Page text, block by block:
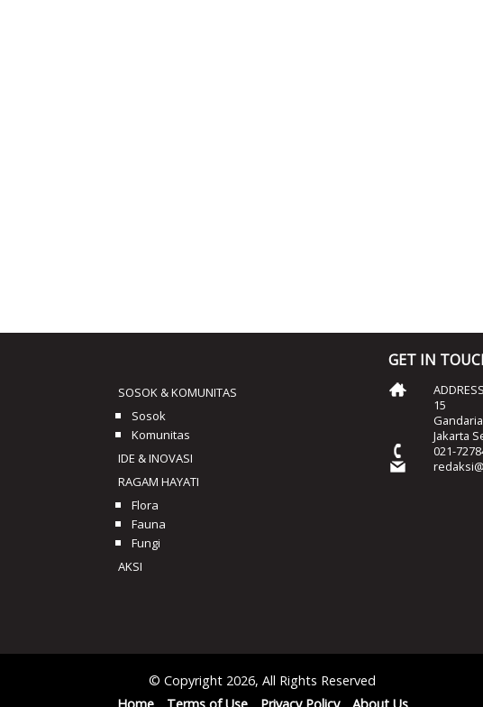
SOSOK & KOMUNITAS
Sosok
Komunitas
IDE & INOVASI
RAGAM HAYATI
Flora
Fauna
Fungi
AKSI
GET IN
15
Jakarta
021-
© Copyright 2026, All Rights Reserved